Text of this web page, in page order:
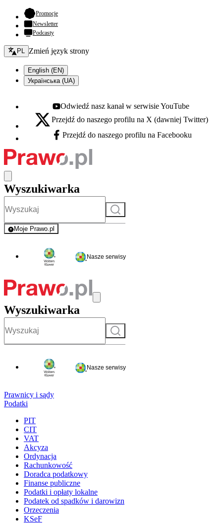
Promocje- otwiera się w nowej karcie
Newsletter
Podcasty
Zmień język - bieżący:
PL Zmień język strony
English (EN)
Українська (UA)
Youtube - otwiera się w nowej karcie
Odwiedź nasz kanał w serwisie YouTube
X - otwiera się w nowej karcie
Przejdź do naszego profilu na X (dawniej Twitter)
Facebook - otwiera się w nowej karcie
Przejdź do naszego profilu na Facebooku
Wyszukiwarka
Szukaj
Moje Prawo.pl
- rejestracja i logowanie do serwisu
Nasze serwisy
Wyszukiwarka
Szukaj
Nasze serwisy
Prawnicy i sądy
Podatki
PIT
CIT
VAT
Akcyza
Ordynacja
Rachunkowość
Doradca podatkowy
Finanse publiczne
Podatki i opłaty lokalne
Podatek od spadków i darowizn
Orzeczenia
KSeF